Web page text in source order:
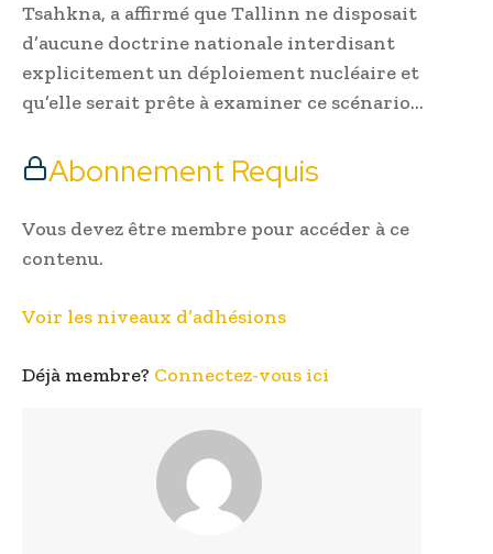
Tsahkna, a affirmé que Tallinn ne disposait
d’aucune doctrine nationale interdisant
explicitement un déploiement nucléaire et
qu’elle serait prête à examiner ce scénario…
Abonnement Requis
Vous devez être membre pour accéder à ce
contenu.
Voir les niveaux d’adhésions
Déjà membre? Connectez-vous ici